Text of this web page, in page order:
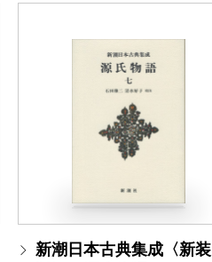
新潮日本古典集成〈新装